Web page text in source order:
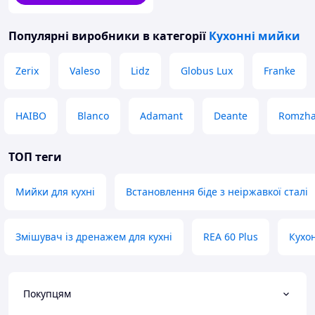
Популярні виробники в категорії Кухонні мийки
Zerix Valeso Lidz Globus Lux Franke
HAIBO Blanco Adamant Deante
ТОП теги
Мийки для кухні Встановлення біде з неіржавкої сталі
Змішувач із дренажем для кухні REA 60 Plus
Покупцям